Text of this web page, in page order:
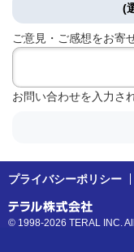
(
ご意見・ご感想をお寄
お問い合わせを入力さ
プライバシーポリシー
© 1998-2026 TERAL INC.